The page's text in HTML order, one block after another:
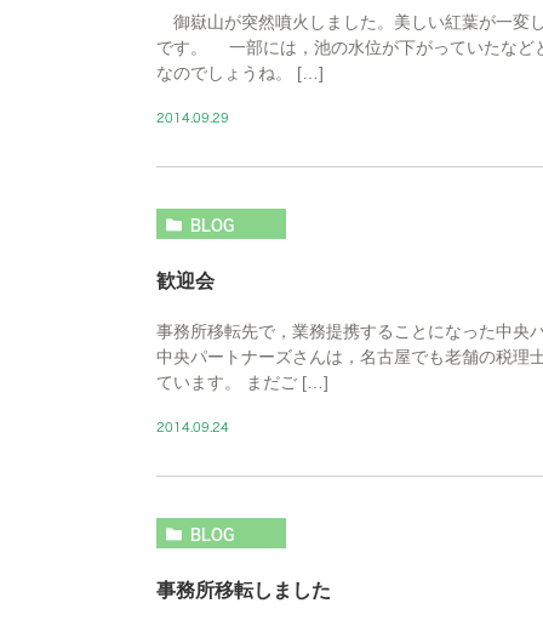
御嶽山が突然噴火しました。美しい紅葉が一変
です。 一部には，池の水位が下がっていたなど
なのでしょうね。 […]
2014.09.29
BLOG
歓迎会
事務所移転先で，業務提携することになった中央
中央パートナーズさんは，名古屋でも老舗の税理
ています。 まだご […]
2014.09.24
BLOG
事務所移転しました